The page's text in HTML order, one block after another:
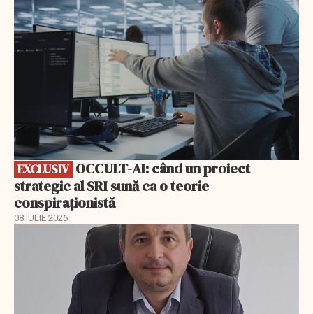
EXCLUSIV
strategic al SRI sună ca o teorie
conspiraționistă
08 IULIE 2026